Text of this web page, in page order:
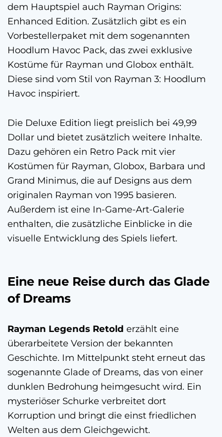
dem Hauptspiel auch Rayman Origins:
Enhanced Edition. Zusätzlich gibt es ein
Vorbestellerpaket mit dem sogenannten
Hoodlum Havoc Pack, das zwei exklusive
Kostüme für Rayman und Globox enthält.
Diese sind vom Stil von Rayman 3: Hoodlum
Havoc inspiriert.
Die Deluxe Edition liegt preislich bei 49,99
Dollar und bietet zusätzlich weitere Inhalte.
Dazu gehören ein Retro Pack mit vier
Kostümen für Rayman, Globox, Barbara und
Grand Minimus, die auf Designs aus dem
originalen Rayman von 1995 basieren.
Außerdem ist eine In-Game-Art-Galerie
enthalten, die zusätzliche Einblicke in die
visuelle Entwicklung des Spiels liefert.
Eine neue Reise durch das Glade
of Dreams
Rayman Legends Retold erzählt eine
überarbeitete Version der bekannten
Geschichte. Im Mittelpunkt steht erneut das
sogenannte Glade of Dreams, das von einer
dunklen Bedrohung heimgesucht wird. Ein
mysteriöser Schurke verbreitet dort
Korruption und bringt die einst friedlichen
Welten aus dem Gleichgewicht.